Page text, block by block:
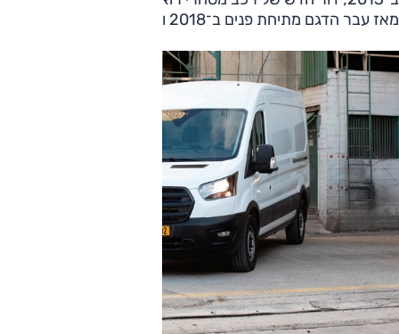
מאז עבר הדגם מתיחת פנים ב־2018 וחודש לקראת 2020.